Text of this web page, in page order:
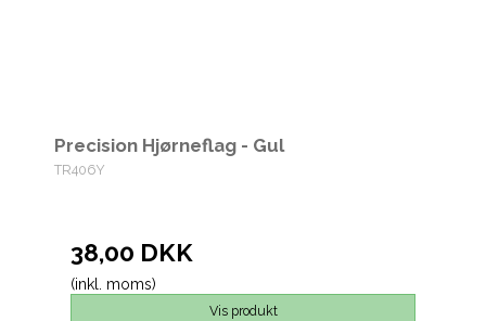
Precision Hjørneflag - Gul
TR406Y
38,00 DKK
(inkl. moms)
Vis produkt